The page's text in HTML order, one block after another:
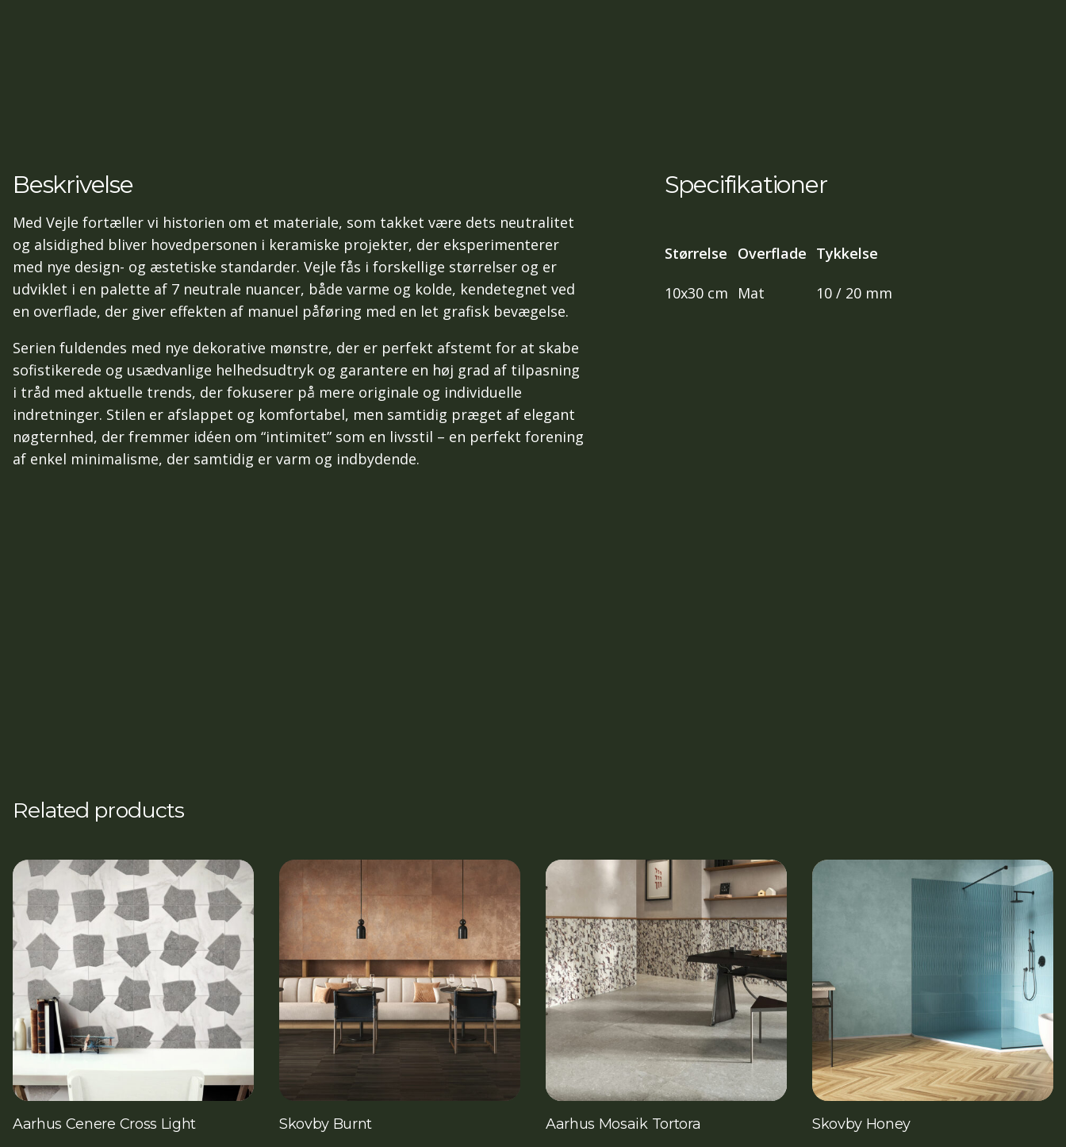
Beskrivelse
Med Vejle fortæller vi historien om et materiale, som takket være dets neutralitet
og alsidighed bliver hovedpersonen i keramiske projekter, der eksperimenterer
med nye design- og æstetiske standarder. Vejle fås i forskellige størrelser og er
udviklet i en palette af 7 neutrale nuancer, både varme og kolde, kendetegnet ved
en overflade, der giver effekten af manuel påføring med en let grafisk bevægelse.
Serien fuldendes med nye dekorative mønstre, der er perfekt afstemt for at skabe
sofistikerede og usædvanlige helhedsudtryk og garantere en høj grad af tilpasning
i tråd med aktuelle trends, der fokuserer på mere originale og individuelle
indretninger. Stilen er afslappet og komfortabel, men samtidig præget af elegant
nøgternhed, der fremmer idéen om “intimitet” som en livsstil – en perfekt forening
af enkel minimalisme, der samtidig er varm og indbydende.
Specifikationer
Størrelse Overflade Tykkelse
10x30 cm Mat 10 / 20 mm
Related products
Aarhus Cenere Cross Light Skovby Burnt Aarhus Mosaik Tortora Skovby Honey